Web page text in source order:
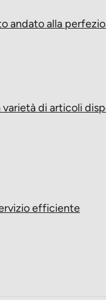
andato alla
di articoli
efficiente